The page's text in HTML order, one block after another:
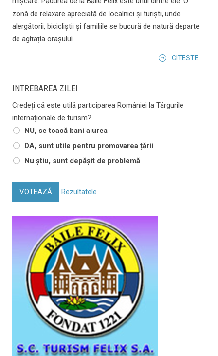
zonă de relaxare apreciată de localnici și turiști, unde
alergătorii, bicicliștii și familiile se bucură de natură departe
de agitația orașului.
CITESTE
INTREBAREA ZILEI
Credeți că este utilă participarea României la Târgurile
internaționale de turism?
NU, se toacă bani aiurea
DA, sunt utile pentru promovarea țării
Nu știu, sunt depășit de problemă
VOTEAZĂ Rezultatele